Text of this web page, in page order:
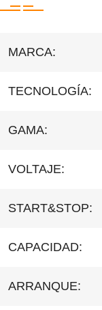
MARCA:
TECNOLOGÍA:
GAMA:
VOLTAJE:
START&STOP:
CAPACIDAD:
ARRANQUE: